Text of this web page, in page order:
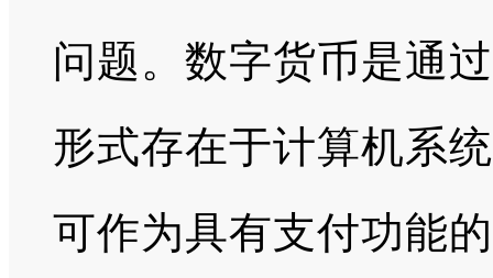
问题。数字货币是通
形式存在于计算机系
可作为具有支付功能